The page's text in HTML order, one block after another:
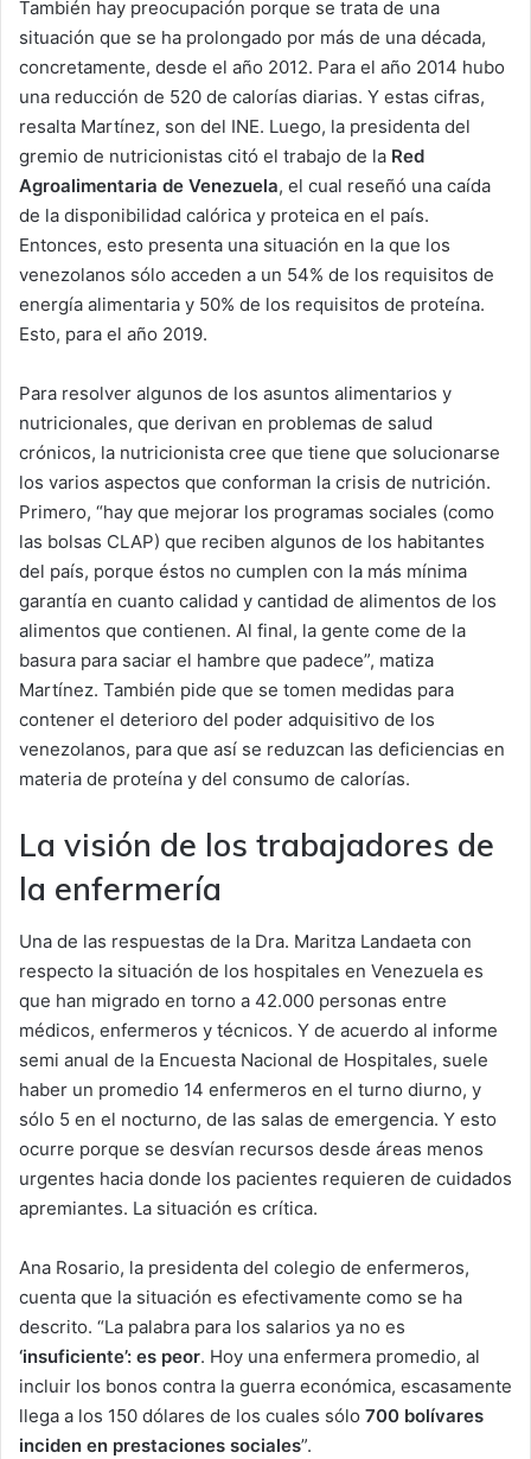
También hay preocupación porque se trata de una
situación que se ha prolongado por más de una década,
concretamente, desde el año 2012. Para el año 2014 hubo
una reducción de 520 de calorías diarias. Y estas cifras,
resalta Martínez, son del INE. Luego, la presidenta del
gremio de nutricionistas citó el trabajo de la Red
Agroalimentaria de Venezuela, el cual reseñó una caída
de la disponibilidad calórica y proteica en el país.
Entonces, esto presenta una situación en la que los
venezolanos sólo acceden a un 54% de los requisitos de
energía alimentaria y 50% de los requisitos de proteína.
Esto, para el año 2019.
Para resolver algunos de los asuntos alimentarios y
nutricionales, que derivan en problemas de salud
crónicos, la nutricionista cree que tiene que solucionarse
los varios aspectos que conforman la crisis de nutrición.
Primero, “hay que mejorar los programas sociales (como
las bolsas CLAP) que reciben algunos de los habitantes
del país, porque éstos no cumplen con la más mínima
garantía en cuanto calidad y cantidad de alimentos de los
alimentos que contienen. Al final, la gente come de la
basura para saciar el hambre que padece”, matiza
Martínez. También pide que se tomen medidas para
contener el deterioro del poder adquisitivo de los
venezolanos, para que así se reduzcan las deficiencias en
materia de proteína y del consumo de calorías.
La visión de los trabajadores de
la enfermería
Una de las respuestas de la Dra. Maritza Landaeta con
respecto la situación de los hospitales en Venezuela es
que han migrado en torno a 42.000 personas entre
médicos, enfermeros y técnicos. Y de acuerdo al informe
semi anual de la Encuesta Nacional de Hospitales, suele
haber un promedio 14 enfermeros en el turno diurno, y
sólo 5 en el nocturno, de las salas de emergencia. Y esto
ocurre porque se desvían recursos desde áreas menos
urgentes hacia donde los pacientes requieren de cuidados
apremiantes. La situación es crítica.
Ana Rosario, la presidenta del colegio de enfermeros,
cuenta que la situación es efectivamente como se ha
descrito. “La palabra para los salarios ya no es
‘insuficiente’: es peor. Hoy una enfermera promedio, al
incluir los bonos contra la guerra económica, escasamente
llega a los 150 dólares de los cuales sólo 700 bolívares
inciden en prestaciones sociales”.